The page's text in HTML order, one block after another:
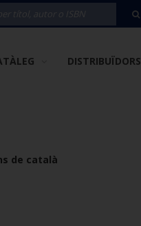
DISTRIBUÏDORS
de català